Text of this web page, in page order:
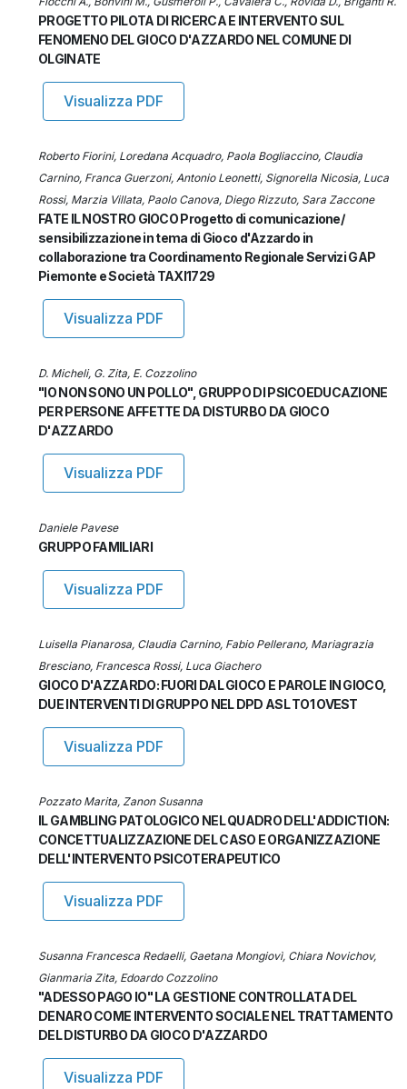
PROGETTO PILOTA DI RICERCA E INTERVENTO SUL
FENOMENO DEL GIOCO D'AZZARDO NEL COMUNE DI
OLGINATE
Visualizza PDF
Roberto Fiorini, Loredana Acquadro, Paola Bogliaccino, Claudia
Carnino, Franca Guerzoni, Antonio Leonetti, Signorella Nicosia, Luca
Rossi, Marzia Villata, Paolo Canova, Diego Rizzuto, Sara Zaccone
FATE IL NOSTRO GIOCO Progetto di comunicazione/
sensibilizzazione in tema di Gioco d'Azzardo in
collaborazione tra Coordinamento Regionale Servizi GAP
Piemonte e Società TAXI1729
Visualizza PDF
D. Micheli, G. Zita, E. Cozzolino
"IO NON SONO UN POLLO", GRUPPO DI PSICOEDUCAZIONE
PER PERSONE AFFETTE DA DISTURBO DA GIOCO
D'AZZARDO
Visualizza PDF
Daniele Pavese
GRUPPO FAMILIARI
Visualizza PDF
Luisella Pianarosa, Claudia Carnino, Fabio Pellerano, Mariagrazia
Bresciano, Francesca Rossi, Luca Giachero
GIOCO D'AZZARDO: FUORI DAL GIOCO E PAROLE IN GIOCO,
DUE INTERVENTI DI GRUPPO NEL DPD ASL TO1 OVEST
Visualizza PDF
Pozzato Marita, Zanon Susanna
IL GAMBLING PATOLOGICO NEL QUADRO DELL'ADDICTION:
CONCETTUALIZZAZIONE DEL CASO E ORGANIZZAZIONE
DELL'INTERVENTO PSICOTERAPEUTICO
Visualizza PDF
Susanna Francesca Redaelli, Gaetana Mongiovì, Chiara Novichov,
Gianmaria Zita, Edoardo Cozzolino
"ADESSO PAGO IO" LA GESTIONE CONTROLLATA DEL
DENARO COME INTERVENTO SOCIALE NEL TRATTAMENTO
DEL DISTURBO DA GIOCO D'AZZARDO
Visualizza PDF